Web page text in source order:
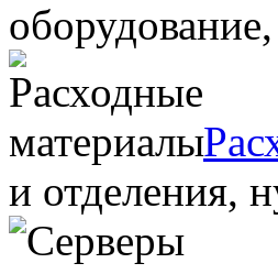
и отделения,